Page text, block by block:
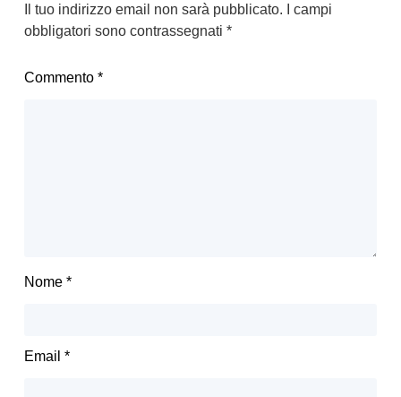
Il tuo indirizzo email non sarà pubblicato.
I campi
obbligatori sono contrassegnati *
Commento *
Nome *
Email *